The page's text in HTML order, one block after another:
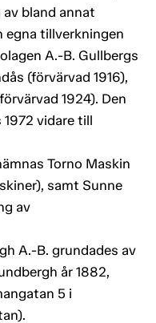
bland annat
egna tillverkningen
A.-B. Gullbergs
(förvärvad 1916),
1924). Den
vidare till
Torno Maskin
samt Sunne
av
A.-B. grundades av
år 1882,
5 i